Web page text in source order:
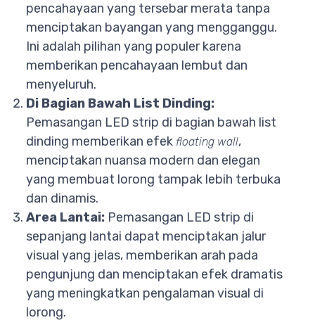
pencahayaan yang tersebar merata tanpa
menciptakan bayangan yang mengganggu.
Ini adalah pilihan yang populer karena
memberikan pencahayaan lembut dan
menyeluruh.
Di Bagian Bawah List Dinding:
Pemasangan LED strip di bagian bawah list
dinding memberikan efek floating wall,
menciptakan nuansa modern dan elegan
yang membuat lorong tampak lebih terbuka
dan dinamis.
Area Lantai: Pemasangan LED strip di
sepanjang lantai dapat menciptakan jalur
visual yang jelas, memberikan arah pada
pengunjung dan menciptakan efek dramatis
yang meningkatkan pengalaman visual di
lorong.